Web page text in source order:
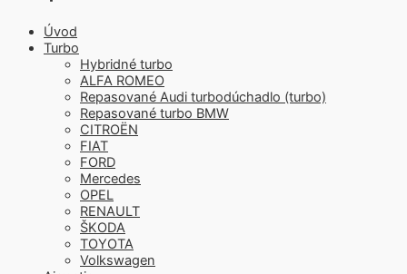
Úvod
Turbo
Hybridné turbo
ALFA ROMEO
Repasované Audi turbodúchadlo (turbo)
Repasované turbo BMW
CITROËN
FIAT
FORD
Mercedes
OPEL
RENAULT
ŠKODA
TOYOTA
Volkswagen